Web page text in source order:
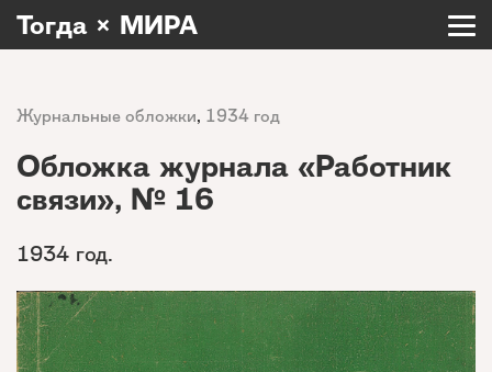
Тогда × МИРА
Журнальные обложки, 1934 год
Обложка журнала «Работник
связи», № 16
1934 год.